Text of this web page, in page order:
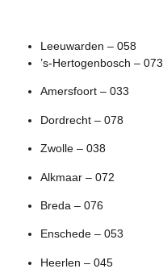
Leeuwarden – 058
’s-Hertogenbosch – 073
Amersfoort – 033
Dordrecht – 078
Zwolle – 038
Alkmaar – 072
Breda – 076
Enschede – 053
Heerlen – 045